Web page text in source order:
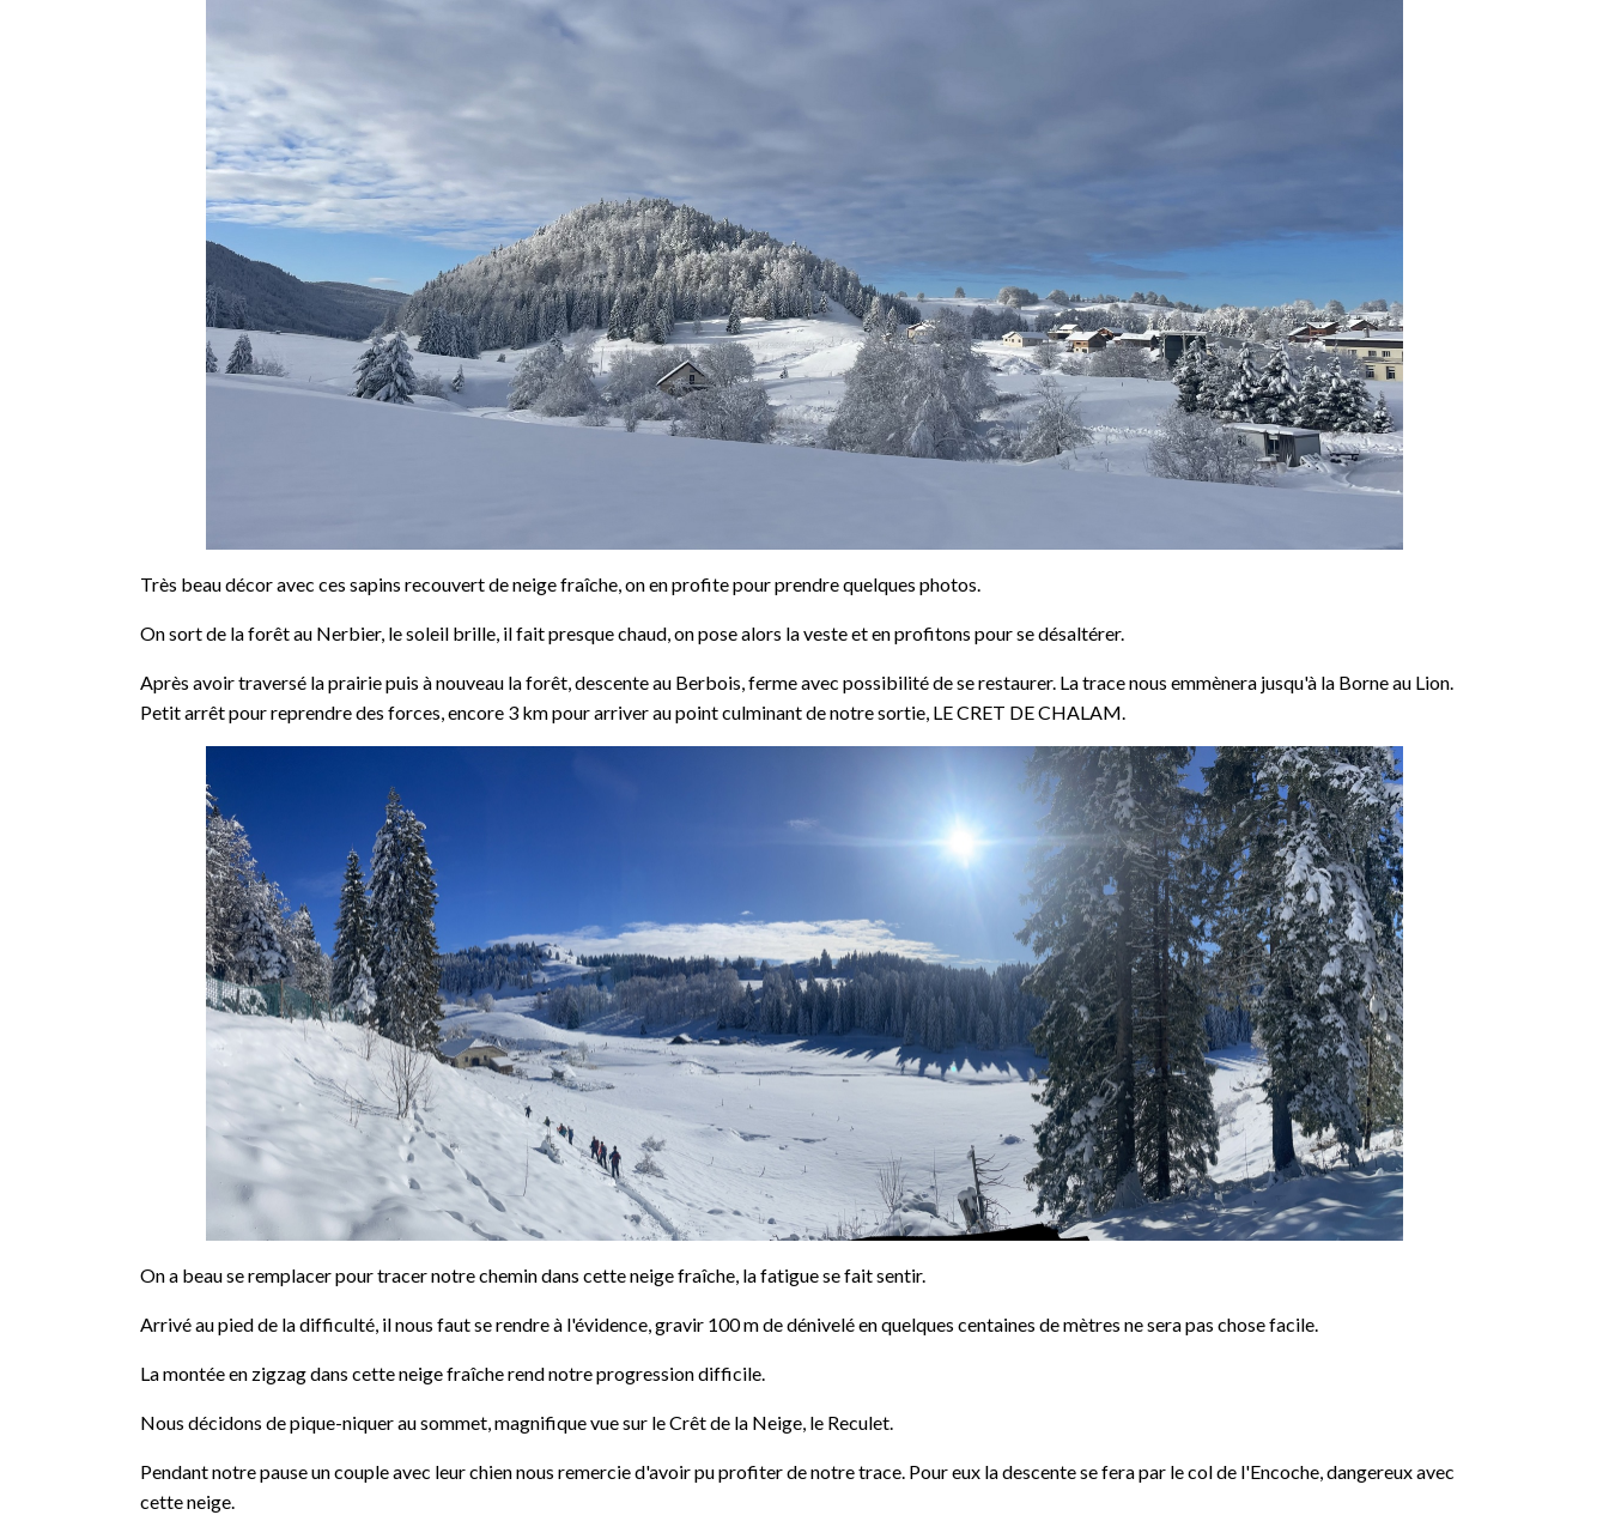
Très beau décor avec ces sapins recouvert de neige fraîche, on en profite pour prendre quelques photos.
On sort de la forêt au Nerbier, le soleil brille, il fait presque chaud, on pose alors la veste et en profitons pour se désaltérer.
Après avoir traversé la prairie puis à nouveau la forêt, descente au Berbois, ferme avec possibilité de se restaurer. La trace nous emmènera jusqu'à la Borne au Lion.
Petit arrêt pour reprendre des forces, encore 3 km pour arriver au point culminant de notre sortie, LE CRET DE CHALAM.
On a beau se remplacer pour tracer notre chemin dans cette neige fraîche, la fatigue se fait sentir.
Arrivé au pied de la difficulté, il nous faut se rendre à l'évidence, gravir 100 m de dénivelé en quelques centaines de mètres ne sera pas chose facile.
La montée en zigzag dans cette neige fraîche rend notre progression difficile.
Nous décidons de pique-niquer au sommet, magnifique vue sur le Crêt de la Neige, le Reculet.
Pendant notre pause un couple avec leur chien nous remercie d'avoir pu profiter de notre trace. Pour eux la descente se fera par le col de l'Encoche, dangereux avec
cette neige.